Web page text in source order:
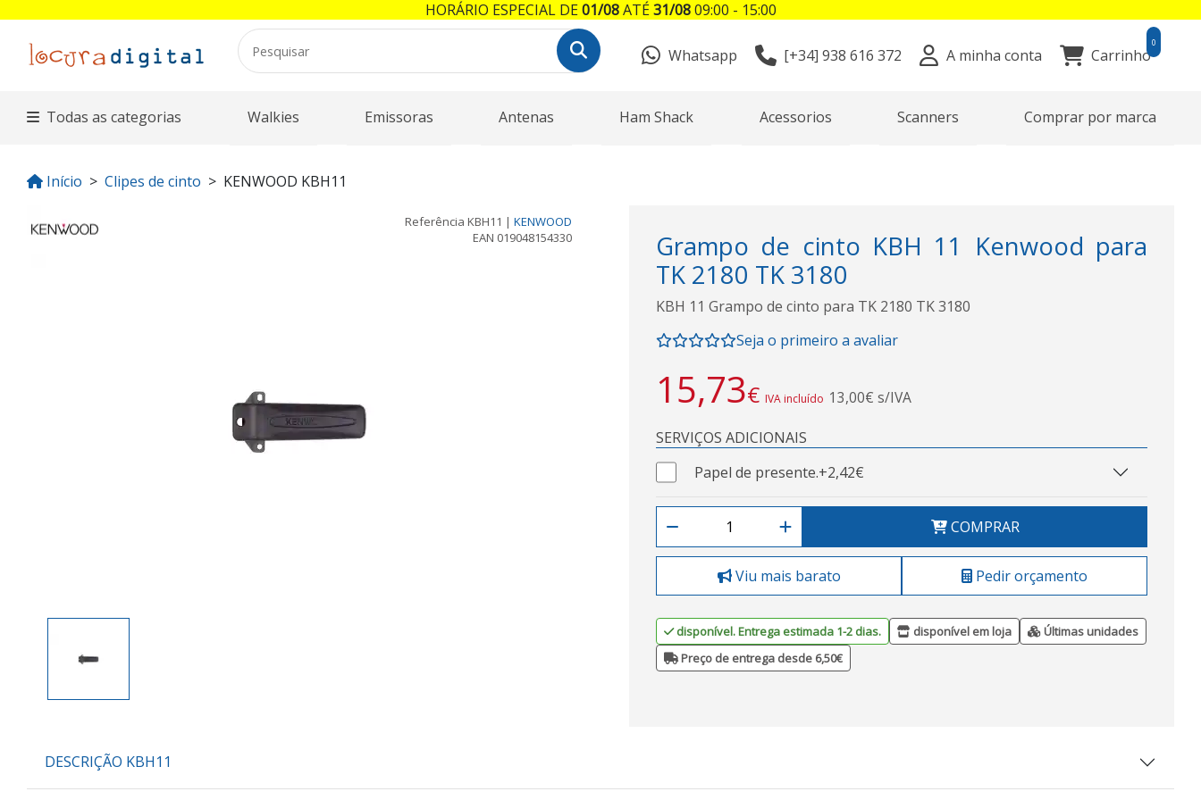
Whatsapp [+34] 938 616 372 A minha conta Carrinho
0
Todas as categorias Walkies Emissoras Antenas Ham Shack Acessorios Scanners Comprar por marca
Início Clipes de cinto KENWOOD KBH11
Referência KBH11 | KENWOOD
EAN 019048154330
Grampo de cinto KBH 11 Kenwood para
TK 2180 TK 3180
KBH 11 Grampo de cinto para TK 2180 TK 3180
Seja o primeiro a avaliar
15,73€ IVA incluído 13,00€ s/IVA
SERVIÇOS ADICIONAIS
Papel de presente.+2,42€
COMPRAR
Viu mais barato Pedir orçamento
disponível. Entrega estimada 1-2 dias. disponível em loja
Últimas unidades
Preço de entrega desde 6,50€
DESCRIÇÃO KBH11
HORÁRIO ESPECIAL DE01/08ATÉ31/0809:00 - 15:00